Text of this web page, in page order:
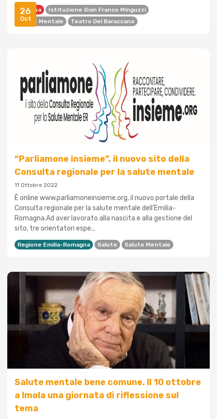
26
Oct
Bologna
Istituzione Gian Franco Minguzzi
Salute Mentale
Teatro Del Baraccano
“Parliamone insieme”, il nuovo sito della
Consulta regionale per la salute mentale
11 Ottobre 2022
È online www.parliamoneinsieme.org, il nuovo portale della
Consulta regionale per la salute mentale dell’Emilia-
Romagna.Ad aver lavorato alla nascita e alla gestione del
sito, tre orientatori espe...
Regione Emilia-Romagna Salute Salute Mentale
Salute mentale bene comune. Il 10 ottobre
a Imola una giornata di riflessione sul
tema